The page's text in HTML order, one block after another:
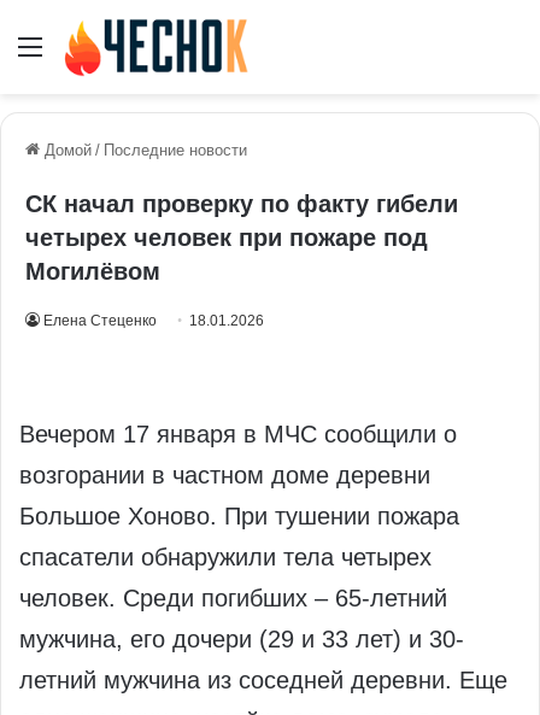
Меню
Домой / Последние новости
СК начал проверку по факту гибели
четырех человек при пожаре под
Могилёвом
Елена Стеценко 18.01.2026
Вечером 17 января в МЧС сообщили о
возгорании в частном доме деревни
Большое Хоново. При тушении пожара
спасатели обнаружили тела четырех
человек. Среди погибших – 65-летний
мужчина, его дочери (29 и 33 лет) и 30-
летний мужчина из соседней деревни. Еще